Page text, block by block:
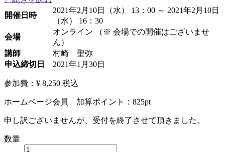
開催日時
2021年2月10日（水） 13：00 ～ 2021年2月10日
（水） 16：30
会場
オンライン （※ 会場での開催はございませ
ん）
講師
村崎 聖弥
申込締切日
2021年1月30日
参加費：¥ 8,250 税込
ホームページ会員 加算ポイント： 825pt
申し訳ございませんが、受付を終了させて頂きました。
数量